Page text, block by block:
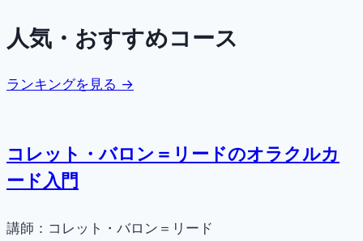
人気・おすすめコース
ランキングを見る →
コレット・バロン＝リードのオラクルカ
ード入門
講師：コレット・バロン＝リード